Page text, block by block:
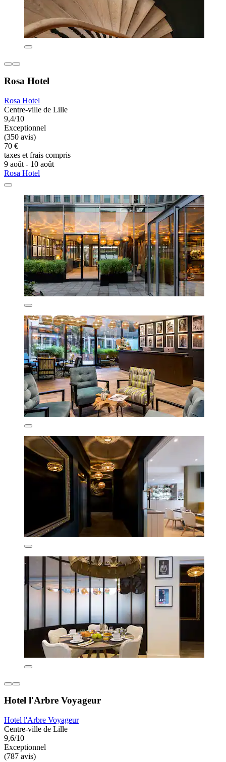
Rosa Hotel
Rosa Hotel
Centre-ville de Lille
9,4/10
Exceptionnel
(350 avis)
70 €
taxes et frais compris
9 août - 10 août
Rosa Hotel
Hotel l'Arbre Voyageur
Hotel l'Arbre Voyageur
Centre-ville de Lille
9,6/10
Exceptionnel
(787 avis)